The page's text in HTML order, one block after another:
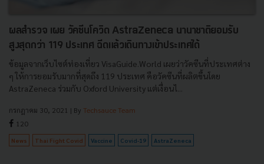
ผลสำรวจ เผย วัคซีนโควิด AstraZeneca นานาชาติยอมรับ
สูงสุดกว่า 119 ประเทศ ฉีดแล้วเดินทางเข้าประเทศได้
ข้อมูลจากเว็บไซต์ท่องเที่ยว VisaGuide.World เผยว่าวัคซีนที่ประเทศต่าง
ๆ ให้การยอมรับมากที่สุดถึง 119 ประเทศ คือวัคซีนที่ผลิตขึ้นโดย
AstraZeneca ร่วมกับ Oxford University แต่เงื่อนไ...
กรกฎาคม 30, 2021 | By Techsauce Team
120
News Thai Fight Covid Vaccine Covid-19 AstraZeneca